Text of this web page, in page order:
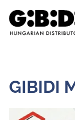
GIBIDI